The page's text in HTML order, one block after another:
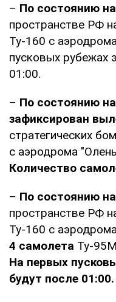
– По состоянию
пространстве РФ
Ту-160 с
пусковых рубежах
01:00.
– По состоянию
зафиксирован
стратегических
с аэродрома
Количество
– По состоянию
пространстве РФ
Ту-160 с
4 самолета Ту-
На первых
будут после 01:00.